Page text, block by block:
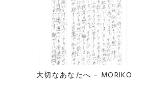
大切なあなたへ – MORIKO